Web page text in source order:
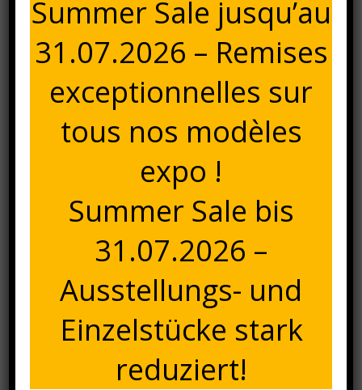
Description
Description
Table Kaily 160x90cm en bois d’orme recyclé, plateau en
optique parquet vieilli. Egalement suivi en 200x90cm et
280x100cm.
Summer Sale jusqu’au
31.07.2026 – Remises
exceptionnelles sur
tous nos modèles
expo !
Summer Sale bis
31.07.2026 –
Ausstellungs- und
Einzelstücke stark
reduziert!